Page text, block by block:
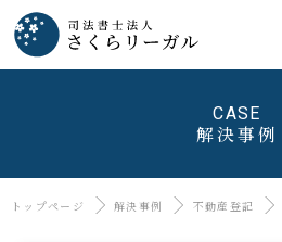
CASE
解決事例
トップページ 解決事例 不動産登記